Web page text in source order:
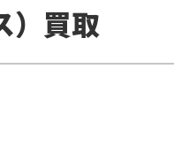
）買取